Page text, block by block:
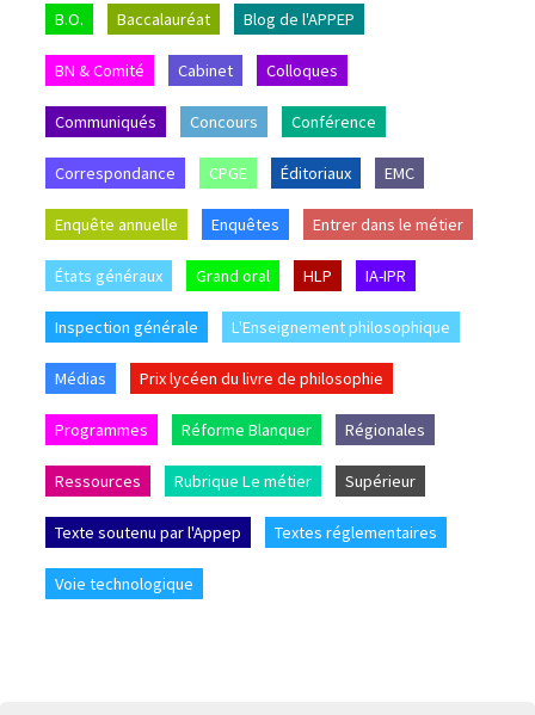
B.O. Baccalauréat Blog de l'APPEP
BN & Comité Cabinet Colloques
Communiqués Concours Conférence
Correspondance CPGE Éditoriaux EMC
Enquête annuelle Enquêtes Entrer dans le métier
États généraux Grand oral HLP IA-IPR
Inspection générale L'Enseignement philosophique
Médias Prix lycéen du livre de philosophie
Programmes Réforme Blanquer Régionales
Ressources Rubrique Le métier Supérieur
Texte soutenu par l'Appep Textes réglementaires
Voie technologique